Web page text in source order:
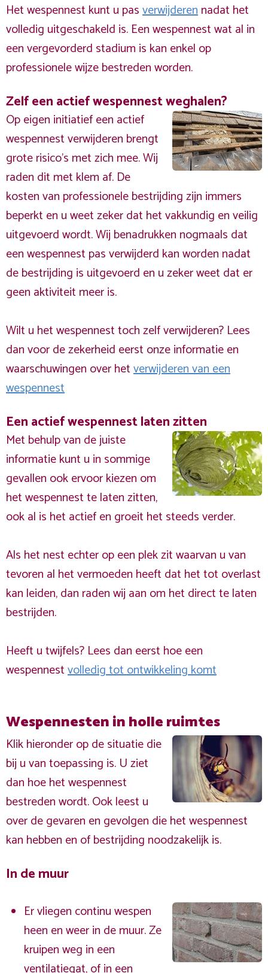
Het wespennest kunt u pasverwijderennadat het
volledig uitgeschakeld is. Een wespennest wat al in
een vergevorderd stadium is kan enkel op
professionele wijze bestreden worden.
Zelf een actief wespennest weghalen?
Op eigen initiatief een actief
wespennest verwijderen brengt
grote risico’s met zich mee. Wij
raden dit met klem af. De
kosten van professionele bestrijding zijn immers
beperkt en u weet zeker dat het vakkundig en veilig
uitgevoerd wordt. Wij benadrukken nogmaals dat
een wespennest pas verwijderd kan worden nadat
de bestrijding is uitgevoerd en u zeker weet dat er
geen aktiviteit meer is.
Wilt u het wespennest toch zelf verwijderen? Lees
dan voor de zekerheid eerst onze informatie en
waarschuwingen over hetverwijderen van een
wespennest
Een actief wespennest laten zitten
Met behulp van de juiste
informatie kunt u in sommige
gevallen ook ervoor kiezen om
het wespennest te laten zitten,
ook al is het actief en groeit het steeds verder.
Als het nest echter op een plek zit waarvan u van
tevoren al het vermoeden heeft dat het tot overlast
kan leiden, dan raden wij aan om het direct te laten
bestrijden.
Heeft u twijfels? Lees dan eerst hoe een
wespennestvolledig tot ontwikkeling komt
Wespennesten in holle ruimtes
Klik hieronder op de situatie die
bij u van toepassing is. U ziet
dan hoe het wespennest
bestreden wordt. Ook leest u
over de gevaren en gevolgen die het wespennest
kan hebben en of bestrijding noodzakelijk is.
In de muur
Er vliegen continu wespen
heen en weer in de muur. Ze
kruipen weg in een